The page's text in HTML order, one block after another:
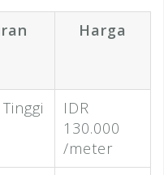
Harga
IDR
130.000
/meter